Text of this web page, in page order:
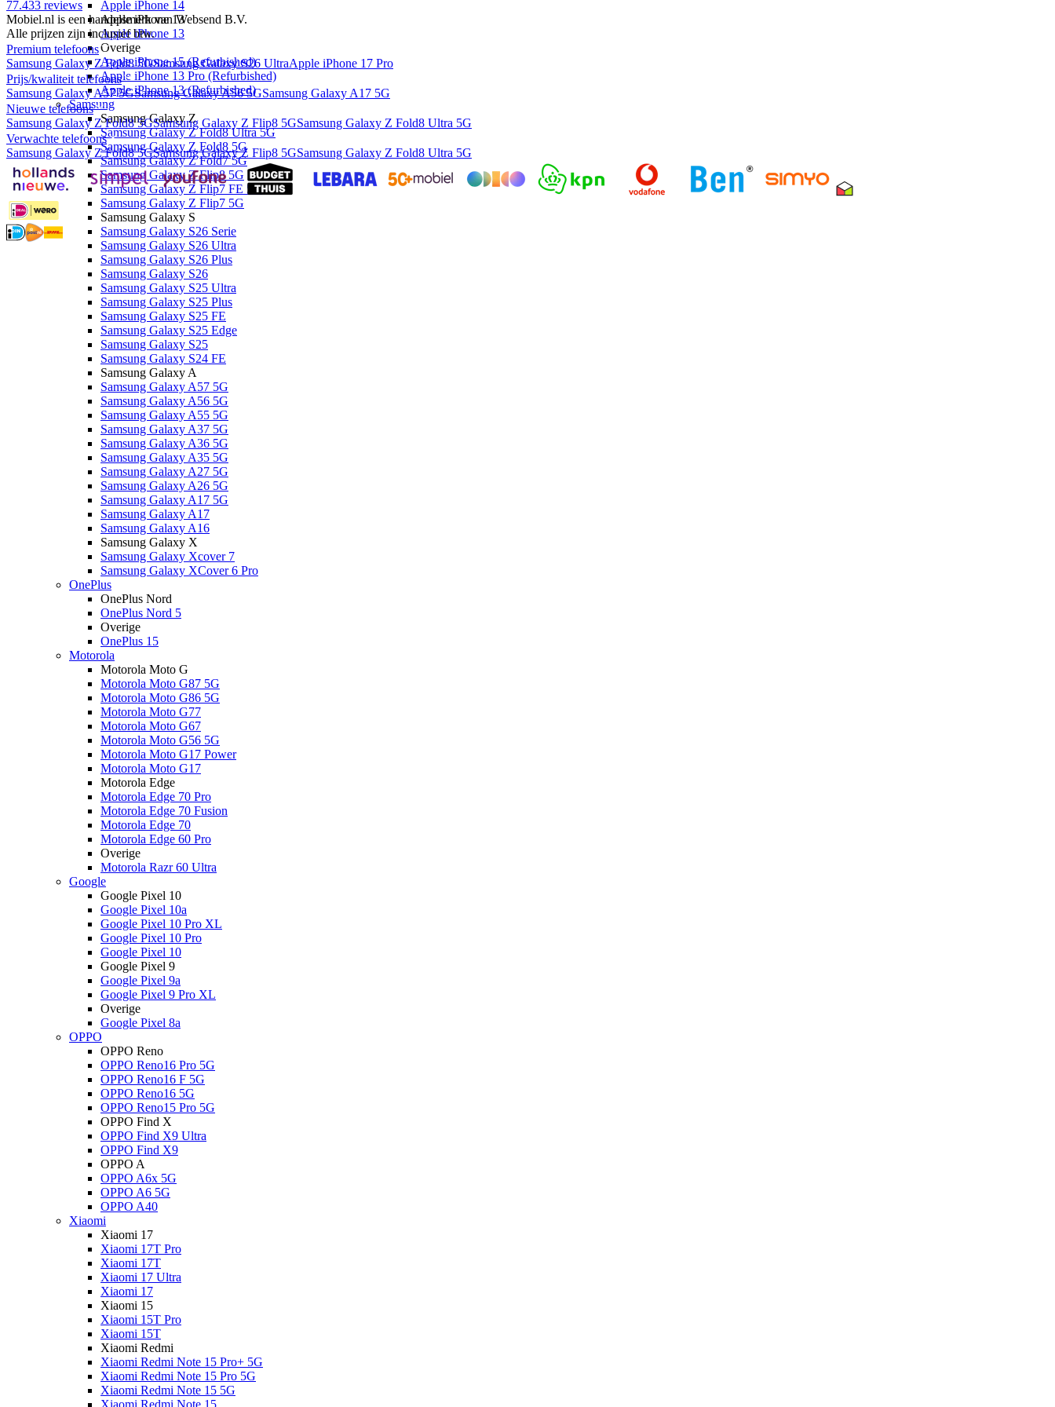
Apple iPhone 14
Apple iPhone 13
Apple iPhone 13
Overige
Apple iPhone 15 (Refurbished)
Apple iPhone 13 Pro (Refurbished)
Apple iPhone 13 (Refurbished)
Samsung
Samsung Galaxy Z
Samsung Galaxy Z Fold8 Ultra 5G
Samsung Galaxy Z Fold8 5G
Samsung Galaxy Z Fold7 5G
Samsung Galaxy Z Flip8 5G
Samsung Galaxy Z Flip7 FE 5G
Samsung Galaxy Z Flip7 5G
Samsung Galaxy S
Samsung Galaxy S26 Serie
Samsung Galaxy S26 Ultra
Samsung Galaxy S26 Plus
Samsung Galaxy S26
Samsung Galaxy S25 Ultra
Samsung Galaxy S25 Plus
Samsung Galaxy S25 FE
Samsung Galaxy S25 Edge
Samsung Galaxy S25
Samsung Galaxy S24 FE
Samsung Galaxy A
Samsung Galaxy A57 5G
Samsung Galaxy A56 5G
Samsung Galaxy A55 5G
Samsung Galaxy A37 5G
Samsung Galaxy A36 5G
Samsung Galaxy A35 5G
Samsung Galaxy A27 5G
Samsung Galaxy A26 5G
Samsung Galaxy A17 5G
Samsung Galaxy A17
Samsung Galaxy A16
Samsung Galaxy X
Samsung Galaxy Xcover 7
Samsung Galaxy XCover 6 Pro
OnePlus
OnePlus Nord
OnePlus Nord 5
Overige
OnePlus 15
Motorola
Motorola Moto G
Motorola Moto G87 5G
Motorola Moto G86 5G
Motorola Moto G77
Motorola Moto G67
Motorola Moto G56 5G
Motorola Moto G17 Power
Motorola Moto G17
Motorola Edge
Motorola Edge 70 Pro
Motorola Edge 70 Fusion
Motorola Edge 70
Motorola Edge 60 Pro
Overige
Motorola Razr 60 Ultra
Google
Google Pixel 10
Google Pixel 10a
Google Pixel 10 Pro XL
Google Pixel 10 Pro
Google Pixel 10
Google Pixel 9
Google Pixel 9a
Google Pixel 9 Pro XL
Overige
Google Pixel 8a
OPPO
OPPO Reno
OPPO Reno16 Pro 5G
OPPO Reno16 F 5G
OPPO Reno16 5G
OPPO Reno15 Pro 5G
OPPO Find X
OPPO Find X9 Ultra
OPPO Find X9
OPPO A
OPPO A6x 5G
OPPO A6 5G
OPPO A40
Xiaomi
Xiaomi 17
Xiaomi 17T Pro
Xiaomi 17T
Xiaomi 17 Ultra
Xiaomi 17
Xiaomi 15
Xiaomi 15T Pro
Xiaomi 15T
Xiaomi Redmi
Xiaomi Redmi Note 15 Pro+ 5G
Xiaomi Redmi Note 15 Pro 5G
Xiaomi Redmi Note 15 5G
Xiaomi Redmi Note 15
77.433 reviews
Mobiel.nl is een handelsmerk van Websend B.V.
Alle prijzen zijn inclusief btw.
Premium telefoons
Samsung Galaxy Z Fold8 5GSamsung Galaxy S26 UltraApple iPhone 17 Pro
Prijs/kwaliteit telefoons
Samsung Galaxy A57 5GSamsung Galaxy A56 5GSamsung Galaxy A17 5G
Nieuwe telefoons
Samsung Galaxy Z Fold8 5GSamsung Galaxy Z Flip8 5GSamsung Galaxy Z Fold8 Ultra 5G
Verwachte telefoons
Samsung Galaxy Z Fold8 5GSamsung Galaxy Z Flip8 5GSamsung Galaxy Z Fold8 Ultra 5G